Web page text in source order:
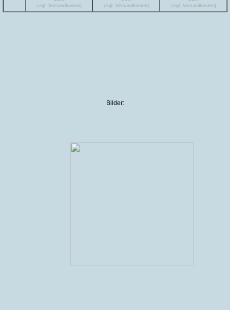
zzgl. Versandkosten)
zzgl. Versandkosten)
zzgl. Versandkosten)
Bilder: